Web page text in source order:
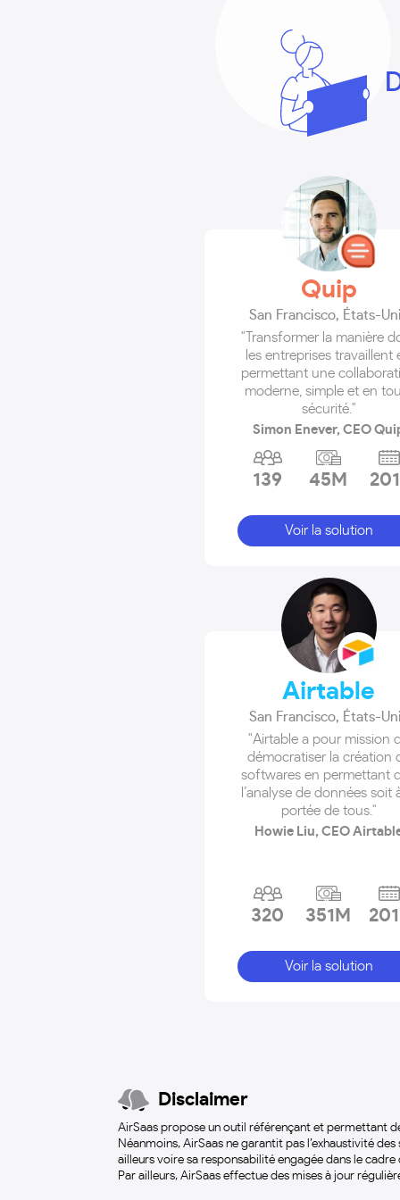
Quip
San Francisco, États-
"Transformer la manière
les entreprises travaillent
permettant une
moderne, simple et en
sécurité."
Simon Enever, CEO
139 45M
Voir la solution
Airtable
San Francisco, États-
"Airtable a pour mission
démocratiser la création
softwares en permettant
l’analyse de données soit
portée de tous."
Howie Liu, CEO
320 351M
Voir la solution
Disclaimer
AirSaas propose un outil référençant et permettant
Néanmoins, AirSaas ne garantit pas l’exhaustivité
ailleurs voire sa responsabilité engagée dans le
Par ailleurs, AirSaas effectue des mises à jour